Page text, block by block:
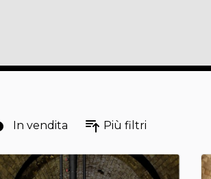
In vendita Più filtri